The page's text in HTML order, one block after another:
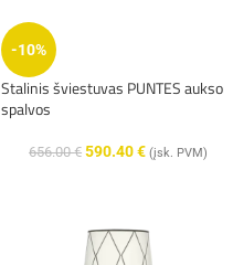
-10%
Stalinis šviestuvas PUNTES aukso
spalvos
656.00€ 590.40€ (įsk. PVM)